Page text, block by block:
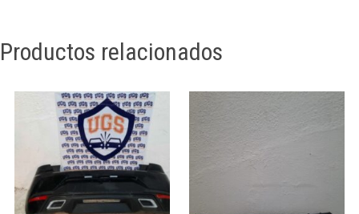
Productos relacionados